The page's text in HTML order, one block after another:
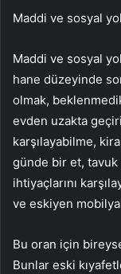
Maddi ve sosyal
Maddi ve sosyal
hane düzeyinde
olmak,
evden uzakta
karşılayabilme,
günde bir et,
ihtiyaçlarını
ve eskiyen
Bu oran için
Bunlar eski